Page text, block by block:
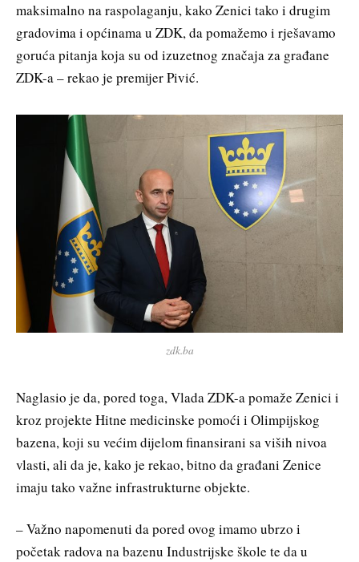
maksimalno na raspolaganju, kako Zenici tako i drugim
gradovima i općinama u ZDK, da pomažemo i rješavamo
goruća pitanja koja su od izuzetnog značaja za građane
ZDK-a – rekao je premijer Pivić.
zdk.ba
Naglasio je da, pored toga, Vlada ZDK-a pomaže Zenici i
kroz projekte Hitne medicinske pomoći i Olimpijskog
bazena, koji su većim dijelom finansirani sa viših nivoa
vlasti, ali da je, kako je rekao, bitno da građani Zenice
imaju tako važne infrastrukturne objekte.
– Važno napomenuti da pored ovog imamo ubrzo i
početak radova na bazenu Industrijske škole te da u